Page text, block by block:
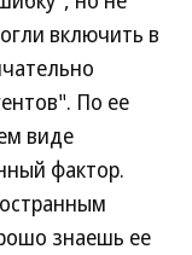
включить в
По ее
виде
фактор.
знаешь ее